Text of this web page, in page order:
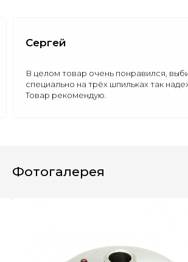
Сергей
В целом товар очень понравился,
специально на трёх шпильках так
Товар рекомендую.
Фотогалерея
Полезные статьи